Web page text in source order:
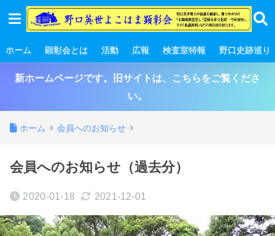
ホーム 顕彰会とは 活動 広報 検査室特報 野口史跡巡り
新ホームページです。旧サイトは、こちらをご覧くださ
い。
ホーム 会員へのお知らせ
会員へのお知らせ（過去分）
2020-01-18 2021-12-01